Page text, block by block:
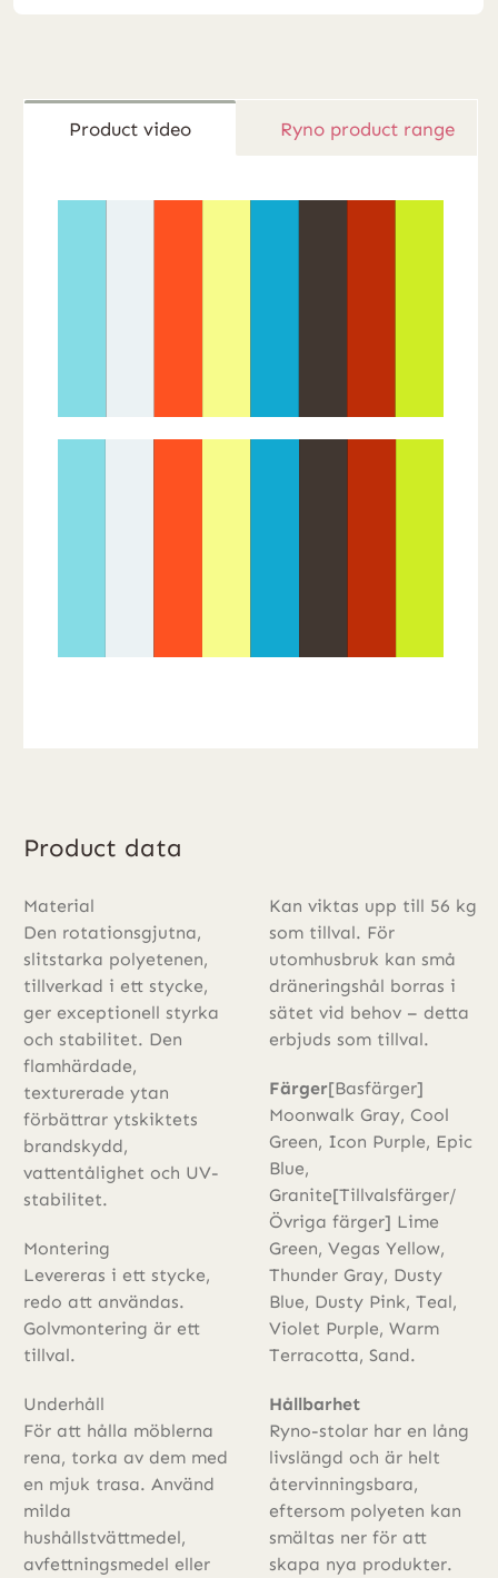
Product video Ryno product range
Product data
Material
Den rotationsgjutna,
slitstarka polyetenen,
tillverkad i ett stycke,
ger exceptionell styrka
och stabilitet. Den
flamhärdade,
texturerade ytan
förbättrar ytskiktets
brandskydd,
vattentålighet och UV-
stabilitet.
Montering
Levereras i ett stycke,
redo att användas.
Golvmontering är ett
tillval.
Underhåll
För att hålla möblerna
rena, torka av dem med
en mjuk trasa. Använd
milda
hushållstvättmedel,
avfettningsmedel eller
Kan viktas upp till 56 kg
som tillval. För
utomhusbruk kan små
dräneringshål borras i
sätet vid behov – detta
erbjuds som tillval.
Färger[Basfärger]
Moonwalk Gray, Cool
Green, Icon Purple, Epic
Blue,
Granite[Tillvalsfärger/
Övriga färger] Lime
Green, Vegas Yellow,
Thunder Gray, Dusty
Blue, Dusty Pink, Teal,
Violet Purple, Warm
Terracotta, Sand.
Hållbarhet
Ryno-stolar har en lång
livslängd och är helt
återvinningsbara,
eftersom polyeten kan
smältas ner för att
skapa nya produkter.